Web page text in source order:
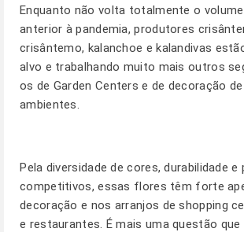
Enquanto não volta totalmente o volume
anterior à pandemia, produtores
crisântemo, kalanchoe e kalandivas
alvo e trabalhando muito mais outros
os de Garden Centers e de decoração
ambientes.
Pela diversidade de cores, durabilidade e
competitivos, essas flores têm forte
decoração e nos arranjos de shopping
e restaurantes. É mais uma questão que